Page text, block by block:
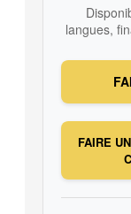
langues,
FAIRE